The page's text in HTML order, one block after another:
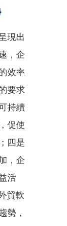
現出
，企
效率
要求
持續
促使
四是
，企
活
貿軟
勢，